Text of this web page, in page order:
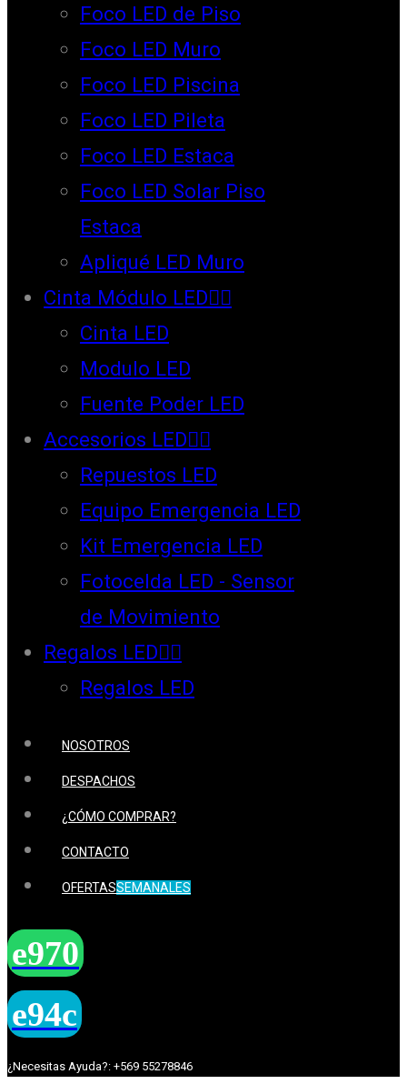
Foco LED de Piso
Foco LED Muro
Foco LED Piscina
Foco LED Pileta
Foco LED Estaca
Foco LED Solar Piso
Estaca
Apliqué LED Muro
Cinta Módulo LED
Cinta LED
Modulo LED
Fuente Poder LED
Accesorios LED
Repuestos LED
Equipo Emergencia LED
Kit Emergencia LED
Fotocelda LED - Sensor
de Movimiento
Regalos LED
Regalos LED
NOSOTROS
DESPACHOS
¿CÓMO COMPRAR?
CONTACTO
OFERTASSEMANALES
¿Necesitas Ayuda?: +569 55278846